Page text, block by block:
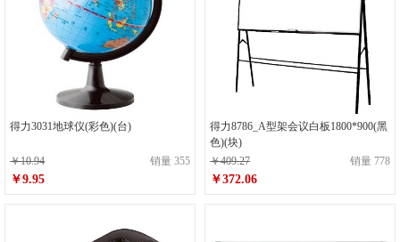
得力3031地球仪(彩色)(台)
￥10.94 销量 355
￥9.95
得力8786_A型架会议白板1800*900(黑
色)(块)
￥409.27
销量 778
￥372.06